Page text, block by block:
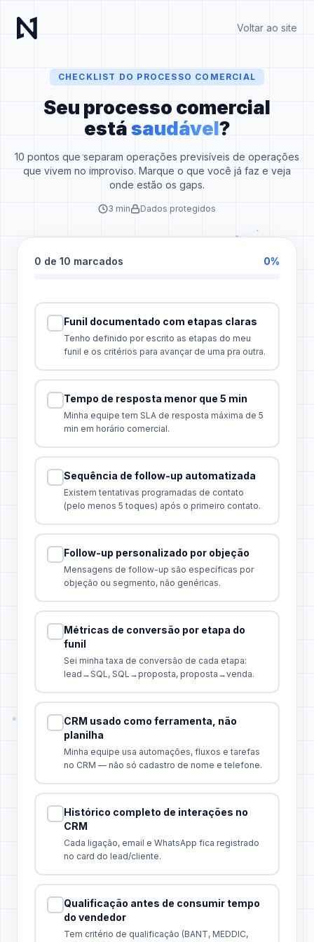
Voltar ao site
CHECKLIST DO PROCESSO COMERCIAL
Seu processo comercial
estásaudável?
10 pontos que separam operações previsíveis de operações
que vivem no improviso. Marque o que você já faz e veja
onde estão os gaps.
3 min Dados protegidos
0 de 10 marcados 0%
Funil documentado com etapas claras
Tenho definido por escrito as etapas do meu
funil e os critérios para avançar de uma pra outra.
Tempo de resposta menor que 5 min
Minha equipe tem SLA de resposta máxima de 5
min em horário comercial.
Sequência de follow-up automatizada
Existem tentativas programadas de contato
(pelo menos 5 toques) após o primeiro contato.
Follow-up personalizado por objeção
Mensagens de follow-up são específicas por
objeção ou segmento, não genéricas.
Métricas de conversão por etapa do
funil
Sei minha taxa de conversão de cada etapa:
lead→SQL, SQL→proposta, proposta→venda.
CRM usado como ferramenta, não
planilha
Minha equipe usa automações, fluxos e tarefas
no CRM — não só cadastro de nome e telefone.
Histórico completo de interações no
CRM
Cada ligação, email e WhatsApp fica registrado
no card do lead/cliente.
Qualificação antes de consumir tempo
do vendedor
Tem critério de qualificação (BANT, MEDDIC,